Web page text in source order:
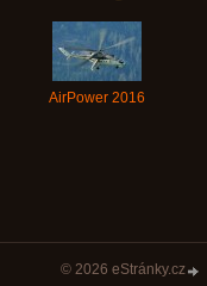
AirPower 2016
© 2026 eStránky.cz